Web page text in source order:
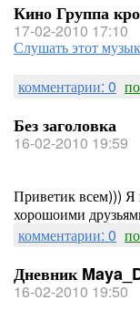
Кино Группа
17-02-2010 17:10
Слушать этот
комментарии: 0
Без заголовка
16-02-2010 19:59
Приветик всем))) Я
хорошоими
комментарии: 0
Дневник
16-02-2010 19:50